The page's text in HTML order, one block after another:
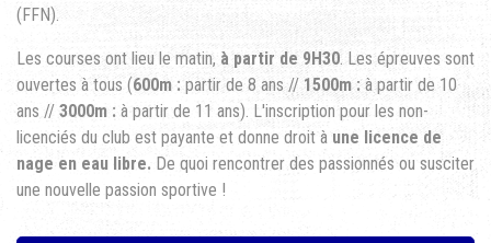
(FFN).
Les courses ont lieu le matin, à partir de 9H30. Les épreuves sont
ouvertes à tous (600m : partir de 8 ans // 1500m : à partir de 10
ans // 3000m : à partir de 11 ans). L'inscription pour les non-
licenciés du club est payante et donne droit à une licence de
nage en eau libre. De quoi rencontrer des passionnés ou susciter
une nouvelle passion sportive !